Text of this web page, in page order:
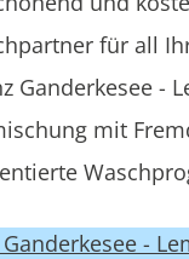
für all
Ganderkesee -
mit
-